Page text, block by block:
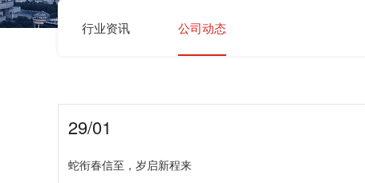
行业资讯 公司动态
29/01
蛇衔春信至，岁启新程来